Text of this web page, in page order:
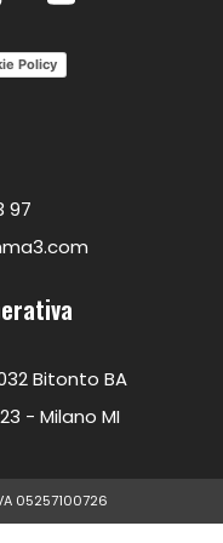
Policy
97
Bitonto BA
- Milano MI
05257100726